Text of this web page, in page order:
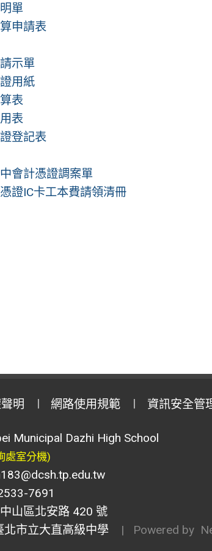
單
申請表
示單
用紙
表
表
登記表
會計憑證調案單
證IC卡工本費請領清冊
明 網路使用規範 資訊安全管
Municipal Dazhi High School
處室分機)
7691
山區北安路 420 號
北市立大直高級中學 | Powered by